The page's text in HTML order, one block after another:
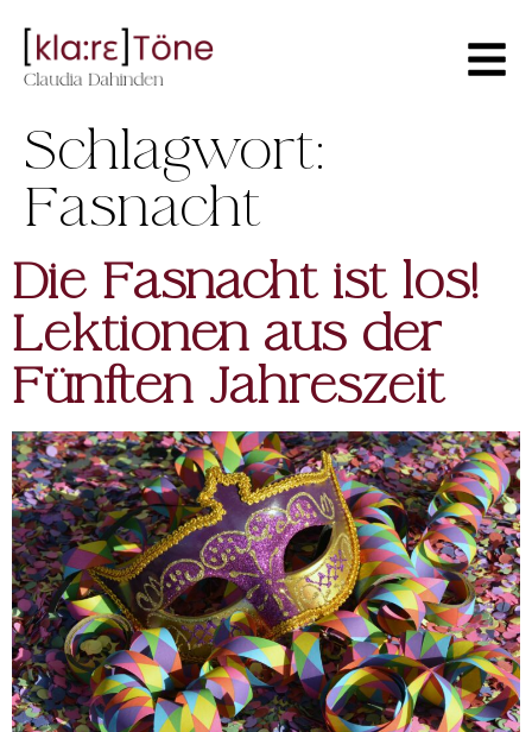
Schlagwort:
Fasnacht
Die Fasnacht ist los!
Lektionen aus der
Fünften Jahreszeit